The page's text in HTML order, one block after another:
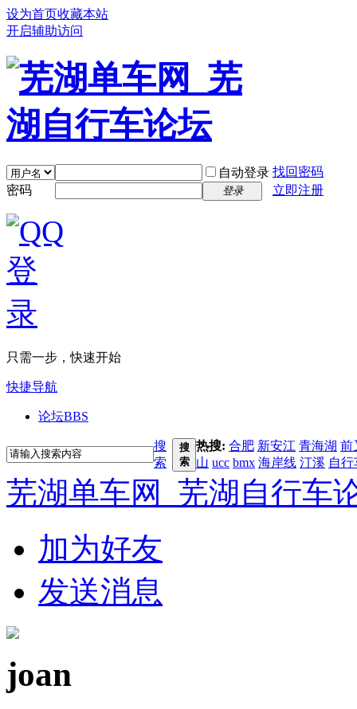
设为首页收藏本站
开启辅助访问
自动登录 找回密码
密码
登录 立即注册
只需一步，快速开始
快捷导航
论坛BBS
搜
索
搜
索
热搜: 合肥 新安江 青海湖 前
山 ucc bmx 海岸线 汀溪 自
芜湖单车网_芜湖自行车
加为好友
发送消息
joan